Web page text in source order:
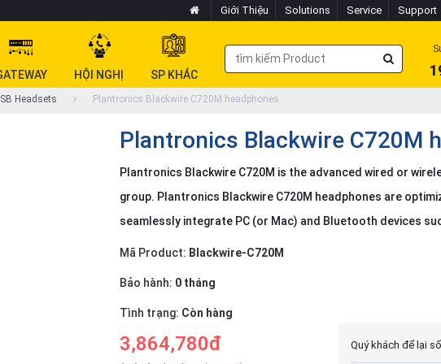
Giới Thiệu Solutions Service Support
HỘI NGHỊ SP KHÁC
Headsets Plantronics Blackwire C720M headphones
Plantronics Blackwire C720M
Plantronics Blackwire C720M is the advanced wired or
group. Plantronics Blackwire C720M headphones are
seamlessly integrate PC (or Mac) and Bluetooth devices
Mã Product: Blackwire-C720M
Bảo hành: 0 tháng
Tình trạng: Còn hàng
3,864,780đ Quý khách để lại